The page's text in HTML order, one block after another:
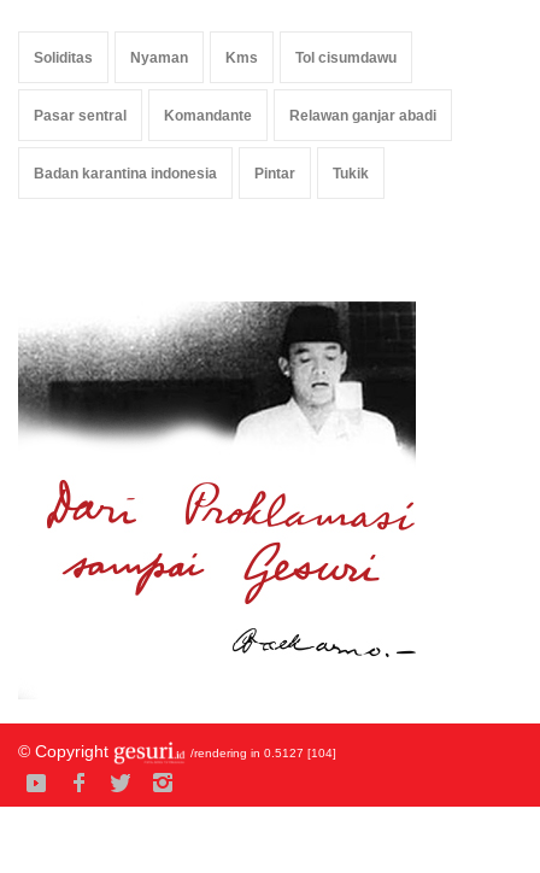
Soliditas Nyaman Kms Tol cisumdawu
Pasar sentral Komandante Relawan ganjar abadi
Badan karantina indonesia Pintar Tukik
© Copyright /rendering in 0.5127 [104]